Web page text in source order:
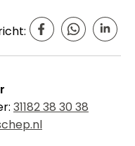
31182 38 30 38